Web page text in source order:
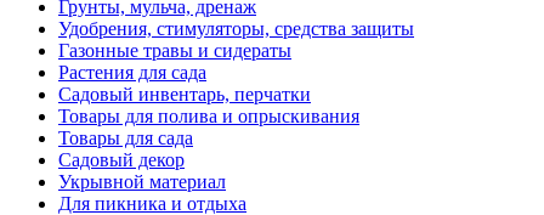
Грунты, мульча, дренаж
Удобрения, стимуляторы, средства защиты
Газонные травы и сидераты
Растения для сада
Садовый инвентарь, перчатки
Товары для полива и опрыскивания
Товары для сада
Садовый декор
Укрывной материал
Для пикника и отдыха